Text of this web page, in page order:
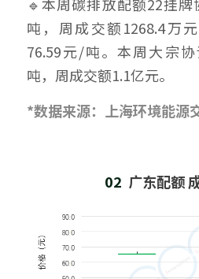
吨，周成交额1268.4万
76.59元/吨。本周大宗
吨，周成交额1.1亿元。
*数据来源：上海环境能源
02 广东配额